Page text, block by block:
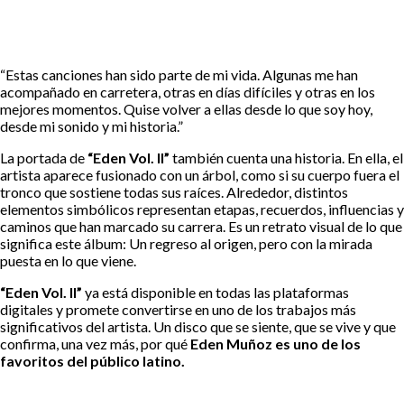
“Estas canciones han sido parte de mi vida. Algunas me han
acompañado en carretera, otras en días difíciles y otras en los
mejores momentos. Quise volver a ellas desde lo que soy hoy,
desde mi sonido y mi historia.”
La portada de “Eden Vol. II” también cuenta una historia. En ella, el
artista aparece fusionado con un árbol, como si su cuerpo fuera el
tronco que sostiene todas sus raíces. Alrededor, distintos
elementos simbólicos representan etapas, recuerdos, influencias y
caminos que han marcado su carrera. Es un retrato visual de lo que
significa este álbum: Un regreso al origen, pero con la mirada
puesta en lo que viene.
“Eden Vol. II” ya está disponible en todas las plataformas
digitales y promete convertirse en uno de los trabajos más
significativos del artista. Un disco que se siente, que se vive y que
confirma, una vez más, por qué Eden Muñoz es uno de los
favoritos del público latino.